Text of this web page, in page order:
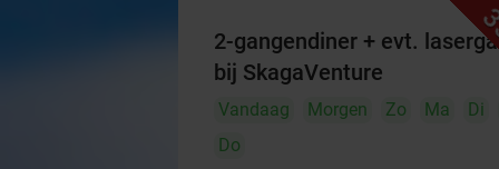
2-gangendiner + evt.
bij SkagaVenture
Vandaag Morgen Zo Ma Di
Do